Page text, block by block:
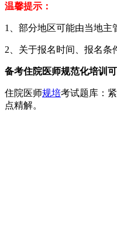
温馨提示：
1、部分地区可能由当地主
2、关于报名时间、报名条
备考住院医师规范化培训
住院医师规培考试题库：
点精解。